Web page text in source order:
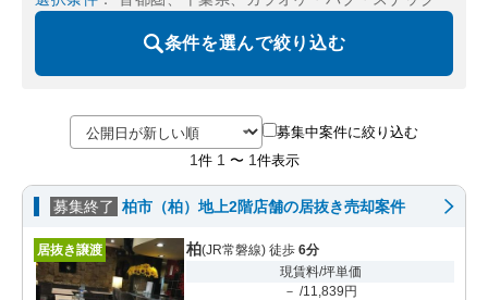
条件を選んで絞り込む
募集中案件に絞り込む
1 件 1 〜 1 件表示
募集終了 柏市（柏）地上2階店舗の居抜き売却案件
居抜き譲渡 柏(JR常磐線) 徒歩 6分
現賃料/坪単価
－ /11,839円